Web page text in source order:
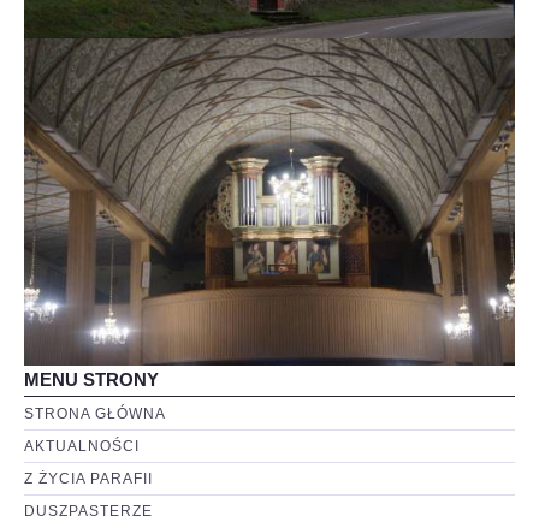
MENU STRONY
STRONA GŁÓWNA
AKTUALNOŚCI
Z ŻYCIA PARAFII
DUSZPASTERZE